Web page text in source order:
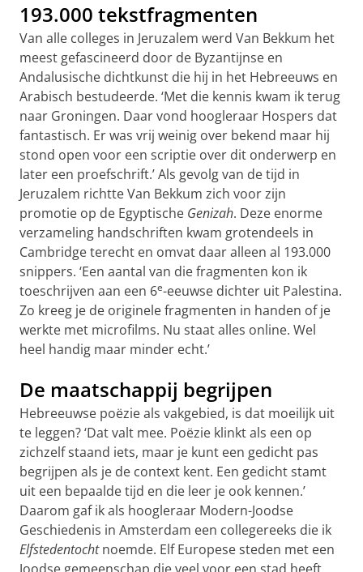
193.000 tekstfragmenten
Van alle colleges in Jeruzalem werd Van Bekkum het
meest gefascineerd door de Byzantijnse en
Andalusische dichtkunst die hij in het Hebreeuws en
Arabisch bestudeerde. ‘Met die kennis kwam ik terug
naar Groningen. Daar vond hoogleraar Hospers dat
fantastisch. Er was vrij weinig over bekend maar hij
stond open voor een scriptie over dit onderwerp en
later een proefschrift.’ Als gevolg van de tijd in
Jeruzalem richtte Van Bekkum zich voor zijn
promotie op de Egyptische Genizah. Deze enorme
verzameling handschriften kwam grotendeels in
Cambridge terecht en omvat daar alleen al 193.000
snippers. ‘Een aantal van die fragmenten kon ik
toeschrijven aan een 6e-eeuwse dichter uit Palestina.
Zo kreeg je de originele fragmenten in handen of je
werkte met microfilms. Nu staat alles online. Wel
heel handig maar minder echt.’
De maatschappij begrijpen
Hebreeuwse poëzie als vakgebied, is dat moeilijk uit
te leggen? ‘Dat valt mee. Poëzie klinkt als een op
zichzelf staand iets, maar je kunt een gedicht pas
begrijpen als je de context kent. Een gedicht stamt
uit een bepaalde tijd en die leer je ook kennen.’
Daarom gaf ik als hoogleraar Modern-Joodse
Geschiedenis in Amsterdam een collegereeks die ik
Elfstedentochtnoemde. Elf Europese steden met een